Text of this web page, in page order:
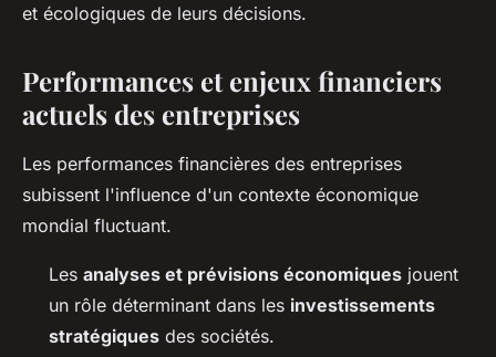
et écologiques de leurs décisions.
Performances et enjeux financiers
actuels des entreprises
Les performances financières des entreprises
subissent l'influence d'un contexte économique
mondial fluctuant.
Les analyses et prévisions économiques jouent
un rôle déterminant dans les investissements
stratégiques des sociétés.